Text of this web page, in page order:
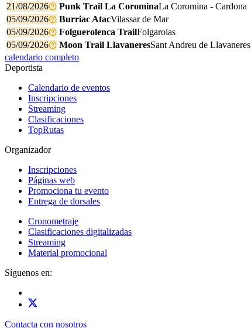
21/08/2026
Punk Trail La CorominaLa Coromina - Cardona
05/09/2026
Burriac AtacVilassar de Mar
05/09/2026
Folguerolenca TrailFolgarolas​​
05/09/2026
Moon Trail LlavaneresSant Andreu de Llavaneres
calendario completo
Deportista
Calendario de eventos
Inscripciones
Streaming
Clasificaciones
TopRutas
Organizador
Inscripciones
Páginas web
Promociona tu evento
Entrega de dorsales
Cronometraje
Clasificaciones digitalizadas
Streaming
Material promocional
Síguenos en:
Contacta con nosotros